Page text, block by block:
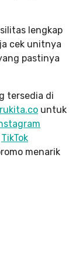
lengkap
cek unitnya
pastinya
tersedia di
rukita.co untuk
TikTok
menarik